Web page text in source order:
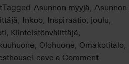
Tagged Asunnon myyjä, Asunnon
, Inkoo, Inspiraatio, joulu,
, Kiinteistönvälittäjä,
, Olohuone, Omakotitalo,
Leave a Commenton